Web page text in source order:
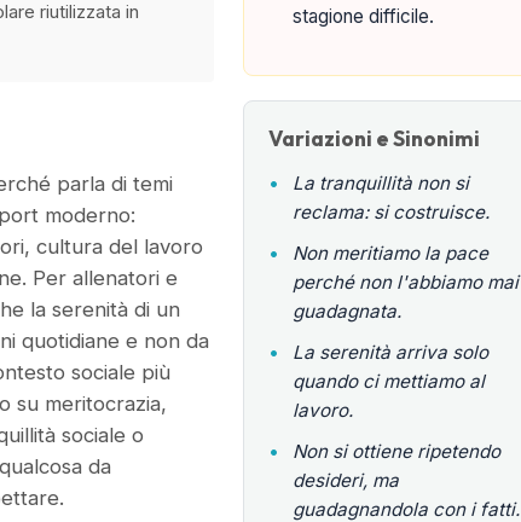
riutilizzata in
parla di temi
moderno:
cultura del lavoro
Per allenatori e
la serenità di un
quotidiane e non da
sociale più
su meritocrazia,
sociale o
da
stagione difficile.
Variazioni e Sinonimi
•
La tranquillità non si
reclama: si costruisce.
•
Non meritiamo la pace
perché non l'abbiamo mai
guadagnata.
•
La serenità arriva solo
quando ci mettiamo al
lavoro.
•
Non si ottiene ripetendo
desideri, ma
guadagnandola con i fatti.